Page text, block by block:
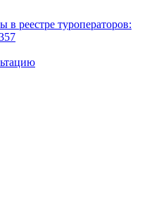
в реестре туроператоров: